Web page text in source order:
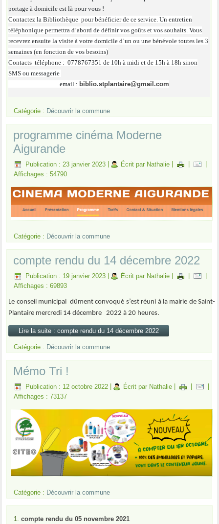
portage à domicile est là pour vous !
Contactez la Bibliothèque pour bénéficier de ce service. Un entretien
téléphonique permettra d’abord de définir vos goûts et vos souhaits. Vous
recevrez ensuite la visite à votre domicile d’un ou une bénévole toutes les 3
semaines (en fonction de vos besoins)
Contacts téléphone : 0778767351 de 10h à midi et de 15h à 18h sinon
SMS ou messagerie
email : biblio.stplantaire@gmail.com
Catégorie : Découvrir la commune
programme cinéma Moderne
Aigurande
Publication : 23 janvier 2023 Écrit par Nathalie
Affichages : 54790
Catégorie : Découvrir la commune
compte rendu du 14 décembre 2022
Publication : 19 janvier 2023 Écrit par Nathalie
Affichages : 69893
Le conseil municipal dûment convoqué s’est réuni à la mairie de Saint-
Plantaire mercredi 14 décembre
2022 à 20 heures.
Lire la suite : compte rendu du 14 décembre 2022
Catégorie : Découvrir la commune
Mémo Tri !
Publication : 12 octobre 2022 Écrit par Nathalie
Affichages : 73137
Catégorie : Découvrir la commune
compte rendu du 05 novembre 2021